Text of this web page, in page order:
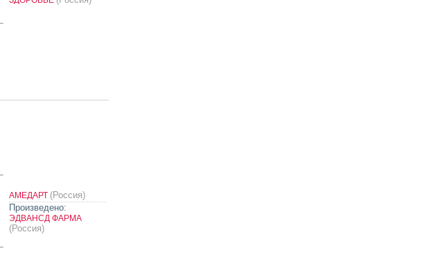
АМЕДАРТ (Россия)
Произведено:
ЭДВАНСД ФАРМА
(Россия)